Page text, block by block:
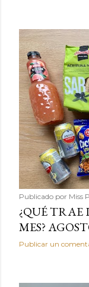
Publicado por Miss
¿QUÉ TRAE
MES?
Publicar un